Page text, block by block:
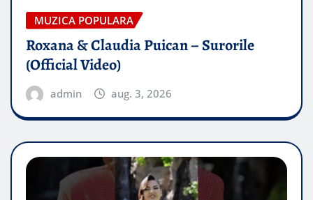
MUZICA POPULARA
Roxana & Claudia Puican – Surorile
(Official Video)
admin aug. 3, 2026